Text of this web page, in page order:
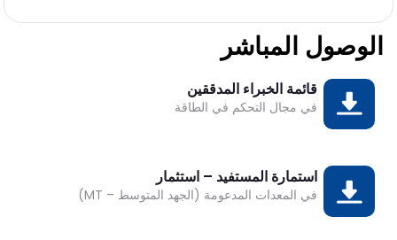
الوصول المباشر
تحميل قائمة الخبراء المدققين
في مجال التحكم في الطاقة
تحميل استمارة المستفيد – استثمار
في المعدات المدعومة (الجهد المتوسط – MT)
DESK